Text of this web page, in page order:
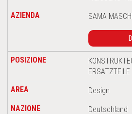
SAMA
Design
Deutschland